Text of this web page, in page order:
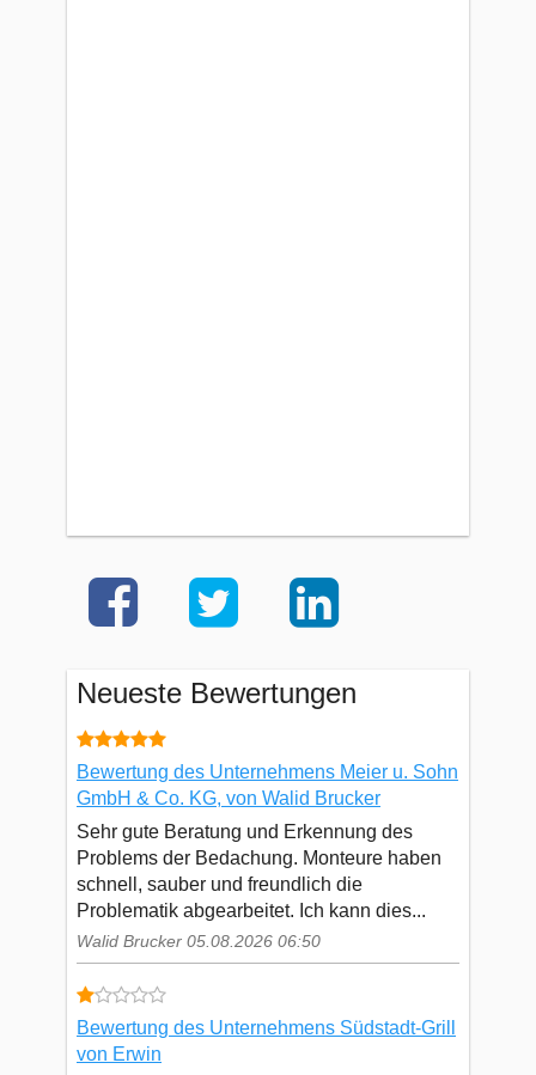
Neueste Bewertungen
Bewertung des Unternehmens Meier u. Sohn
GmbH & Co. KG, von Walid Brucker
Sehr gute Beratung und Erkennung des
Problems der Bedachung. Monteure haben
schnell, sauber und freundlich die
Problematik abgearbeitet. Ich kann dies...
Walid Brucker 05.08.2026 06:50
Bewertung des Unternehmens Südstadt-Grill
von Erwin